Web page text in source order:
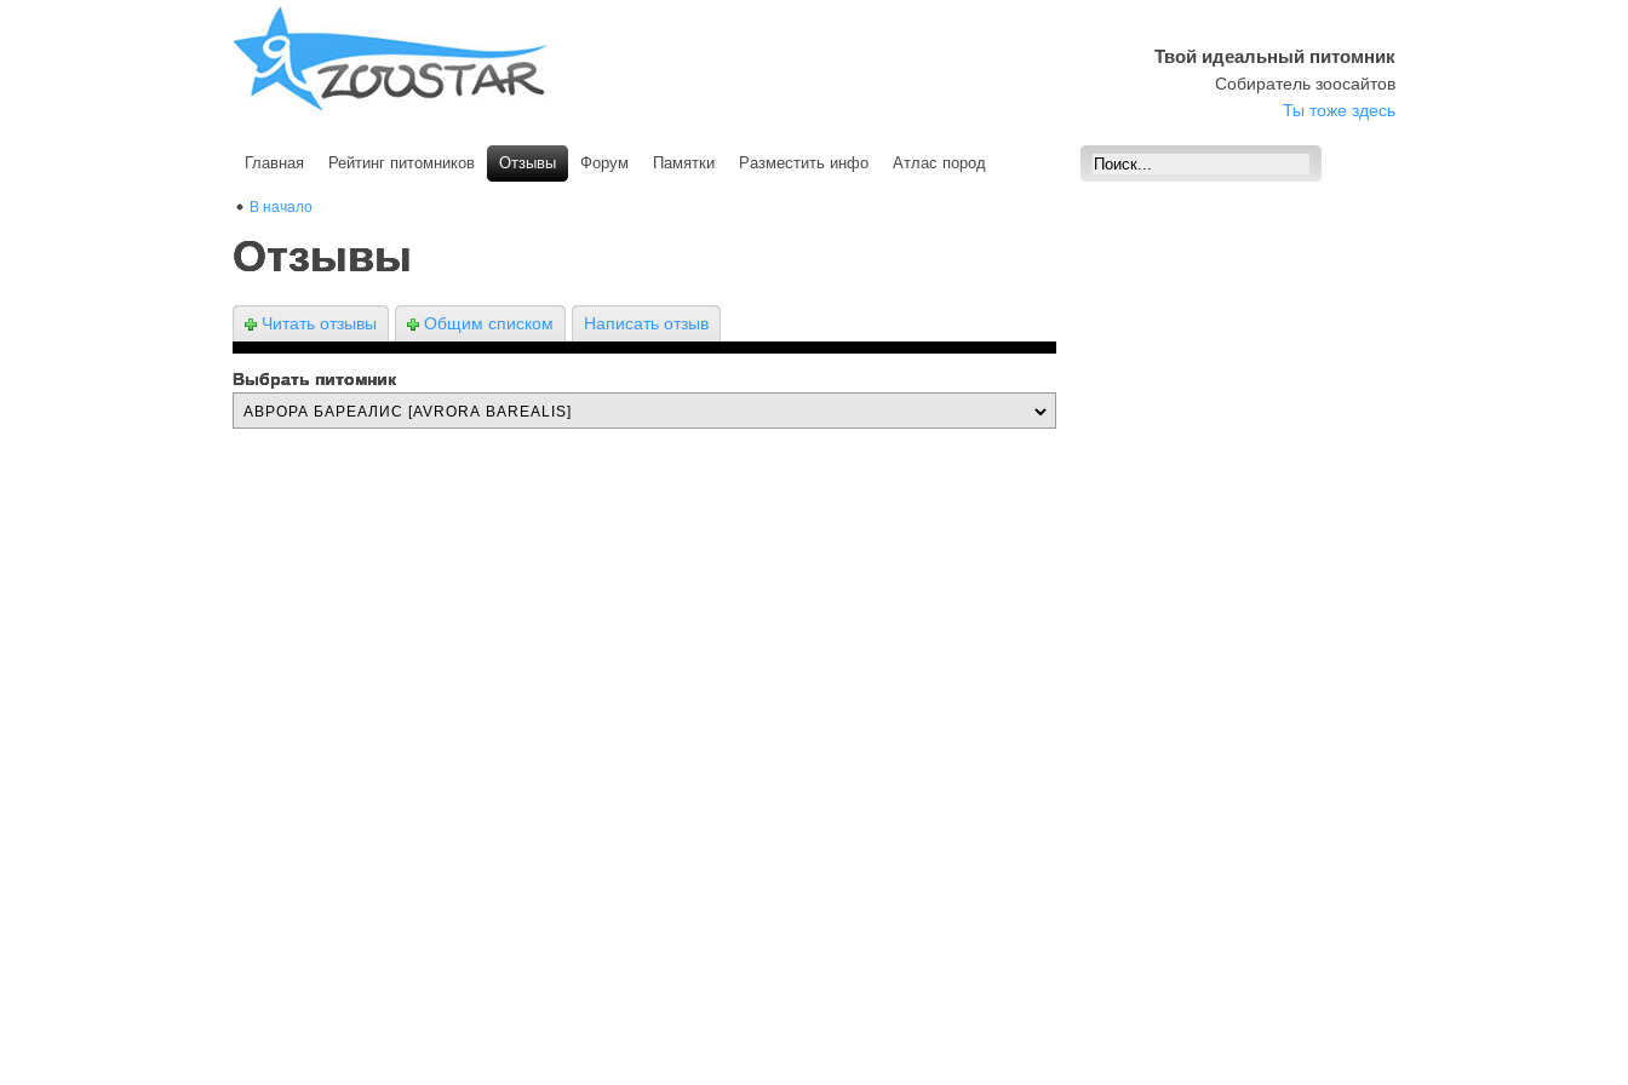
Твой идеальный питомник
Собиратель зоосайтов
Ты тоже здесь
Главная Рейтинг питомников Отзывы Форум Памятки Разместить инфо Атлас пород
В начало
Отзывы
Читать отзывы Общим списком Написать отзыв
Выбрать питомник